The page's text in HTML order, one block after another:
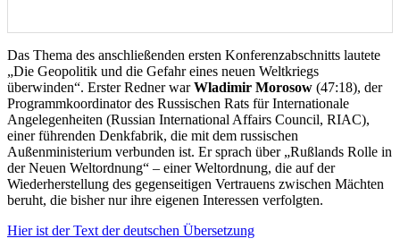
Das Thema des anschließenden ersten Konferenzabschnitts lautete
„Die Geopolitik und die Gefahr eines neuen Weltkriegs
überwinden“. Erster Redner warWladimir Morosow (47:18), der
Programmkoordinator des Russischen Rats für Internationale
Angelegenheiten (Russian International Affairs Council, RIAC),
einer führenden Denkfabrik, die mit dem russischen
Außenministerium verbunden ist. Er sprach über „Rußlands Rolle in
der Neuen Weltordnung“ – einer Weltordnung, die auf der
Wiederherstellung des gegenseitigen Vertrauens zwischen Mächten
beruht, die bisher nur ihre eigenen Interessen verfolgten.
Hier ist der Text der deutschen Übersetzung